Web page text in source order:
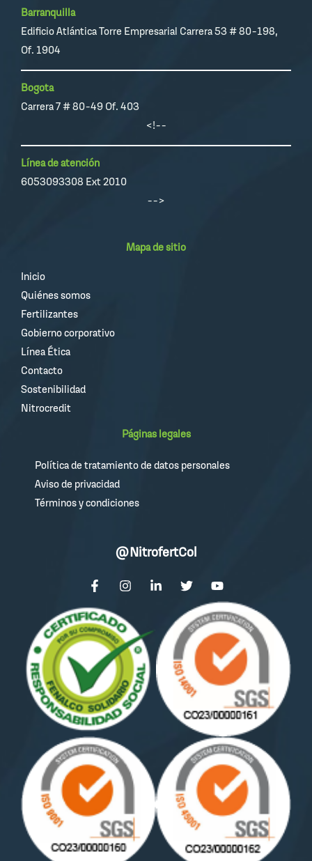
Barranquilla
Edificio Atlántica Torre Empresarial Carrera 53 # 80-198,
Of. 1904
Bogota
Carrera 7 # 80-49 Of. 403
<!--
Línea de atención
6053093308 Ext 2010
-->
Mapa de sitio
Inicio
Quiénes somos
Fertilizantes
Gobierno corporativo
Línea Ética
Contacto
Sostenibilidad
Nitrocredit
Páginas legales
Política de tratamiento de datos personales
Aviso de privacidad
Términos y condiciones
@NitrofertCol